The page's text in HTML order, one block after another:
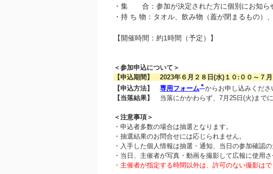
・集 合：参加が決定された方に個別にお知ら
・持 ち 物：タオル、飲み物（蓋が閉まるもの）
【開催時間：約1時間（予定）】
＜参加申込について＞
【申込期間】 2023年６月２８日(水)１０:００～７
【申込方法】 専用フォーム ＊ からお申し込みくだ
【当落結果】
当落にかかわらず、7月25日(火)まで
＜注意事項＞
・申込者多数の場合は抽選となります。
・抽選結果のお問合せには応じられません。
・入手した個人情報は抽選・通知、当日の参加確認
・当日、主催者が写真・動画を撮影して広報に使用
・主催者が指定する時間以外は、許可のない撮影はで